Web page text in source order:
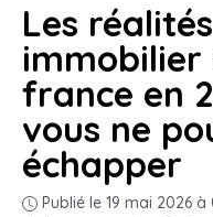
Les
immobilier
france en
vous ne
échapper
Publié le 19 mai 2026 à